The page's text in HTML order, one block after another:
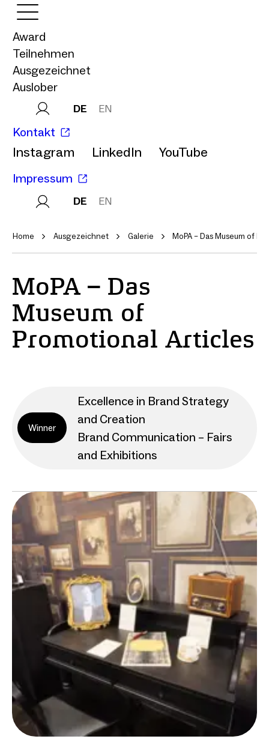
Award
Teilnehmen
Ausgezeichnet
Auslober
DE EN
Kontakt
Instagram LinkedIn YouTube
Impressum
DE EN
Home Ausgezeichnet Galerie MoPA – Das Museum of
MoPA – Das
Museum of
Promotional Articles
Winner
Excellence in Brand Strategy
and Creation
Brand Communication – Fairs
and Exhibitions